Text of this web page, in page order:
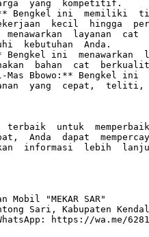
yang  kompetitif.
Bengkel ini  memiliki
kecil  hingga
menawarkan  layanan
kebutuhan  Anda.
Bengkel ini
bahan  cat
Mas Bbowo:** Bengkel
yang  cepat,
terbaik  untuk
Anda  dapat
informasi  lebih
"MEKAR SAR"
Sari, Kabupaten
https://wa.me/